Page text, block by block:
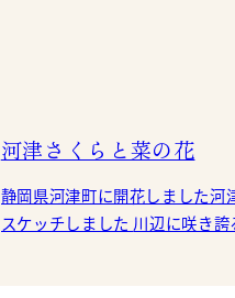
河津さくらと菜の花
静岡県河津町に開花しました河
スケッチしました 川辺に咲き誇る桜は